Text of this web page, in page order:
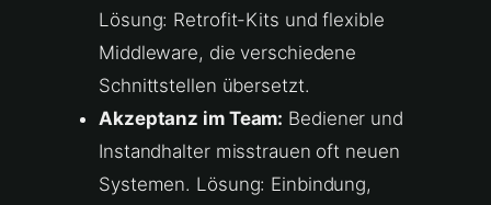
Lösung: Retrofit-Kits und flexible
Middleware, die verschiedene
Schnittstellen übersetzt.
Akzeptanz im Team: Bediener und
Instandhalter misstrauen oft neuen
Systemen. Lösung: Einbindung,